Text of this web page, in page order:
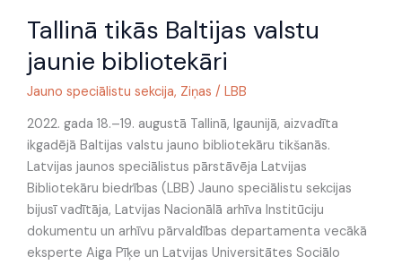
Tallinā tikās Baltijas valstu
jaunie bibliotekāri
Jauno speciālistu sekcija, Ziņas / LBB
2022. gada 18.–19. augustā Tallinā, Igaunijā, aizvadīta
ikgadējā Baltijas valstu jauno bibliotekāru tikšanās.
Latvijas jaunos speciālistus pārstāvēja Latvijas
Bibliotekāru biedrības (LBB) Jauno speciālistu sekcijas
bijusī vadītāja, Latvijas Nacionālā arhīva Institūciju
dokumentu un arhīvu pārvaldības departamenta vecākā
eksperte Aiga Pīķe un Latvijas Universitātes Sociālo
tikās
valstu
jaunie